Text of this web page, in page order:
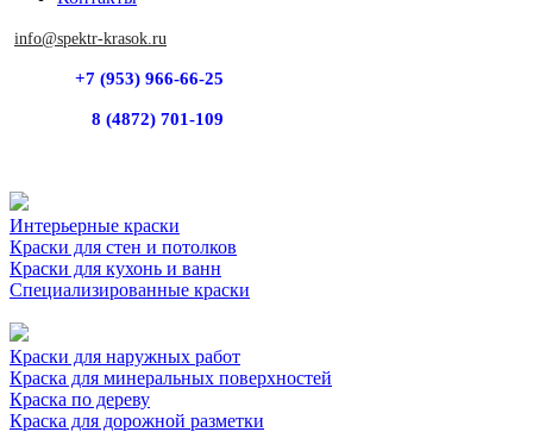
info@spektr-krasok.ru
+7 (953) 966-66-25
8 (4872) 701-109
Интерьерные краски
Краски для стен и потолков
Краски для кухонь и ванн
Специализированные краски
Краски для наружных работ
Краска для минеральных поверхностей
Краска по дереву
Краска для дорожной разметки